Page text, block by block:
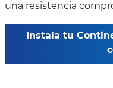
una resistencia
Instala tu